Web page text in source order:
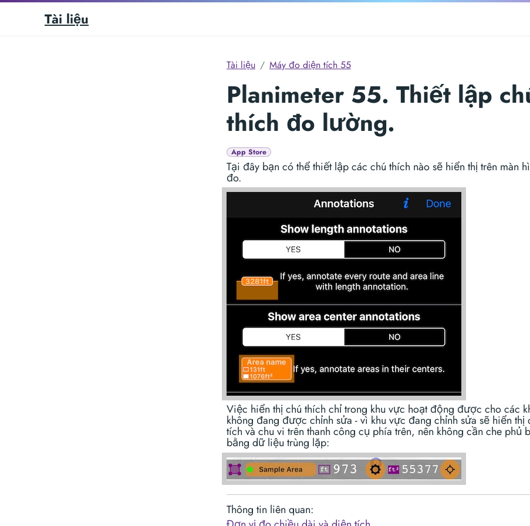
Tài liệu
Tài liệu Máy đo diện tích 55
Planimeter 55. Thiết lập
thích đo lường.
App Store
Tại đây bạn có thể thiết lập các chú thích nào sẽ hiển thị trên màn
đo.
Việc hiển thị chú thích chỉ trong khu vực hoạt động được cho các
không đang được chỉnh sửa - vì khu vực đang chỉnh sửa sẽ hiển thị
tích và chu vi trên thanh công cụ phía trên, nên không cần che phủ
bằng dữ liệu trùng lặp:
Thông tin liên quan: